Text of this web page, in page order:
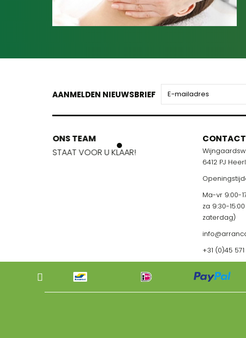
AANMELDEN NIEUWSBRIEF
ONS TEAM
STAAT VOOR U KLAAR!
ONS TEAM
STAAT VOOR U
CONTACT
6412 PJ
Ma-vr 9:00-
za 9:30-
zaterdag)
+31 (0)45